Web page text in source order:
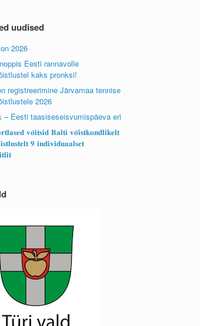
uudised
2026
Eesti rannavolle
kaks pronksi!
registreerimine Järvamaa tennise
2026
– Eesti taasiseseisvumispäeva eri
𝐯𝐨̃𝐢𝐭𝐬𝐢𝐝 𝐁𝐚𝐥𝐭𝐢 𝐯𝐨̃𝐢𝐬𝐭𝐤𝐨𝐧𝐝𝐥𝐢𝐤𝐞𝐥𝐭
𝟗 𝐢𝐧𝐝𝐢𝐯𝐢𝐝𝐮𝐚𝐚𝐥𝐬𝐞𝐭